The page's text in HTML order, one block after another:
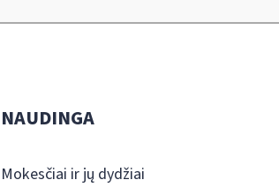
NAUDINGA
Mokesčiai ir jų dydžiai